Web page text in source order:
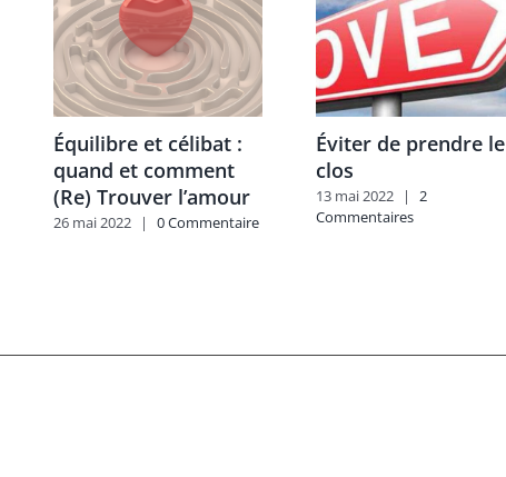
Équilibre et célibat :
quand et comment
(Re) Trouver l’amour
26 mai 2022 | 0 Commentaire
Éviter de prendre le
clos
13 mai 2022 |
2
Commentaires